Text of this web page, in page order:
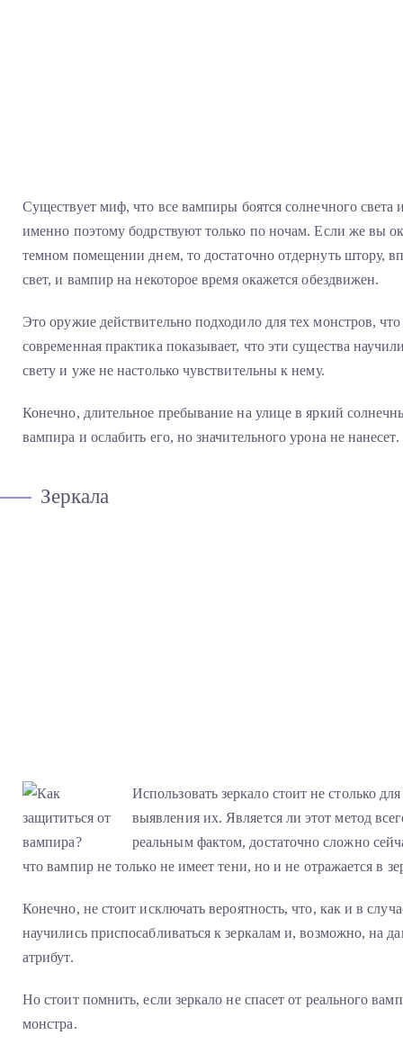
Существует миф, что все вампиры боятся солнечного света
именно поэтому бодрствуют только по ночам. Если же вы
темном помещении днем, то достаточно отдернуть штору,
свет, и вампир на некоторое время окажется обездвижен.
Это оружие действительно подходило для тех монстров,
современная практика показывает, что эти существа
свету и уже не настолько чувствительны к нему.
Конечно, длительное пребывание на улице в яркий
вампира и ослабить его, но значительного урона не нанесет.
Зеркала
Использовать зеркало стоит не столько
выявления их. Является ли этот метод
реальным фактом, достаточно сложно
что вампир не только не имеет тени, но и не отражается в
Конечно, не стоит исключать вероятность, что, как и в
научились приспосабливаться к зеркалам и, возможно, на
атрибут.
Но стоит помнить, если зеркало не спасет от реального
монстра.